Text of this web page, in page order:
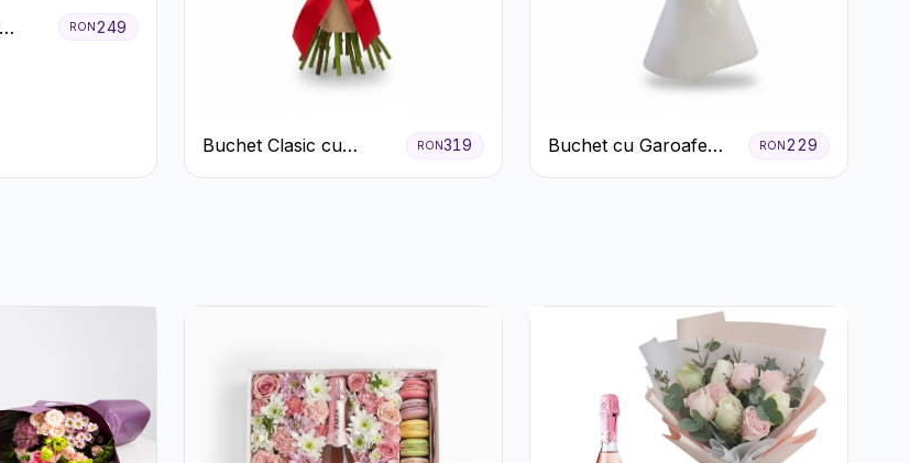
RON 249
Buchet Clasic cu
Trandafiri Roșii și
RON319
Buchet cu Garoafe
Albe
RON229